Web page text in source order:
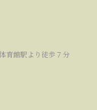
育館駅より徒歩７分